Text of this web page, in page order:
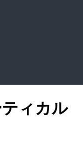
ィカル